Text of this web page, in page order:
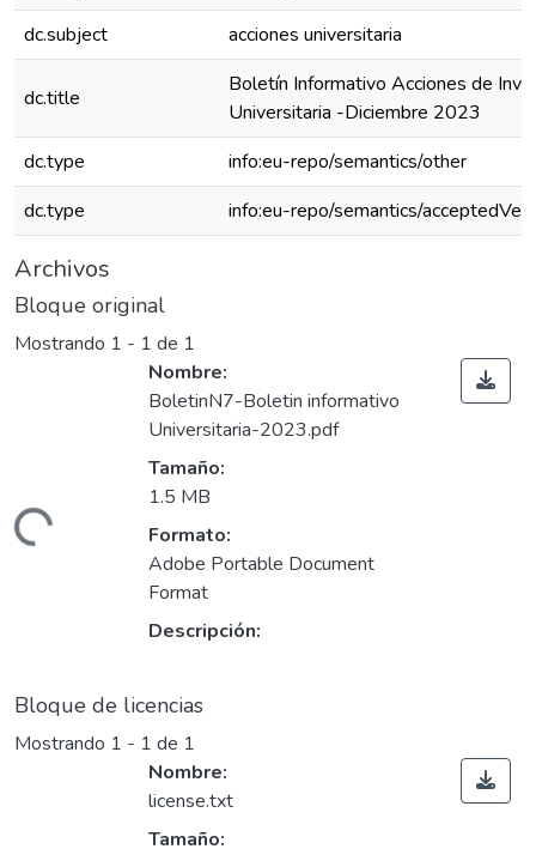
dc.subject
acciones universitaria
dc.title
Boletín Informativo Acciones de
Universitaria -Diciembre 2023
dc.type
info:eu-repo/semantics/other
dc.type
info:eu-repo/semantics/
Archivos
Bloque original
Mostrando 1 - 1 de 1
Nombre:
BoletinN7-Boletin informativo
Universitaria-2023.pdf
Tamaño:
1.5 MB
Formato:
Adobe Portable Document
Format
Descripción:
Bloque de licencias
Mostrando 1 - 1 de 1
Nombre:
license.txt
Tamaño: